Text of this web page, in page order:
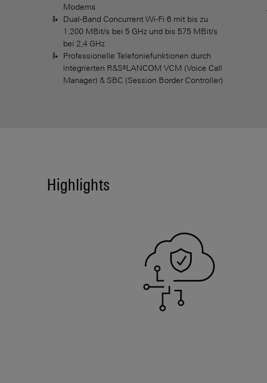
Modems
Dual-Band Concurrent Wi-Fi 6 mit bis zu
1.200 MBit/s bei 5 GHz und bis 575 MBit/s
bei 2,4 GHz
Professionelle Telefoniefunktionen durch
integrierten R&S®LANCOM VCM (Voice Call
Manager) & SBC (Session Border Controller)
Highlights